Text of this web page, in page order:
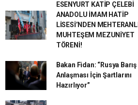
ESENYURT KATİP ÇELEBİ
ANADOLU İMAM HATİP
LİSESİ’NDEN MEHTERANLI
MUHTEŞEM MEZUNİYET
TÖRENİ!
Bakan Fidan: “Rusya Barış
Anlaşması İçin Şartlarını
Hazırlıyor”